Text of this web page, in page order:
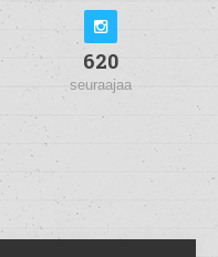
620
seuraajaa